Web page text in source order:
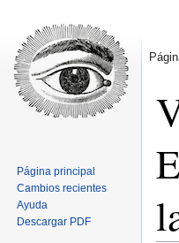
Página principal
Cambios recientes
Ayuda
Descargar PDF